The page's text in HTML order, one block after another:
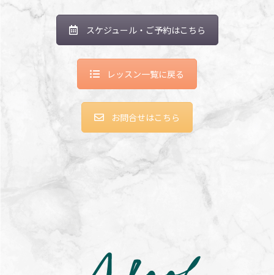
スケジュール・ご予約はこちら
レッスン一覧に戻る
お問合せはこちら